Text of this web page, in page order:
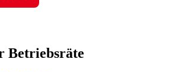
Betriebsräte